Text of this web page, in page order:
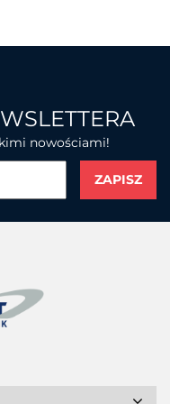
nowościami!